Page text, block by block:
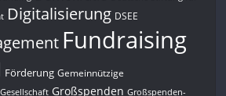
Digitalisierung DSEE
Fundraising
Förderung Gemeinnützige
Gesellschaft Großspenden Großspenden-